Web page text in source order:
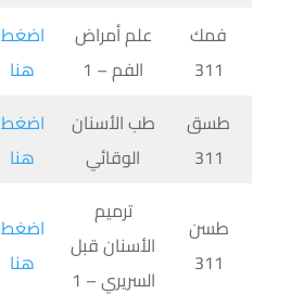
فمك
311
علم أمراض
الفم – 1
اضغط
هنا
طسق
311
طب الأسنان
الوقائي
اضغط
هنا
طسن
311
ترميم
الأسنان قبل
السريري – 1
اضغط
هنا